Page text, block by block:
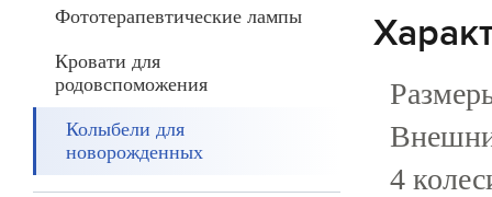
Фототерапевтические лампы
Кровати для
родовспоможения
Колыбели для
новорожденных
4